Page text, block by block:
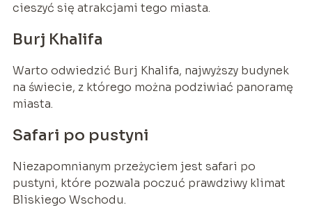
cieszyć się atrakcjami tego miasta.
Burj Khalifa
Warto odwiedzić Burj Khalifa, najwyższy budynek
na świecie, z którego można podziwiać panoramę
miasta.
Safari po pustyni
Niezapomnianym przeżyciem jest safari po
pustyni, które pozwala poczuć prawdziwy klimat
Bliskiego Wschodu.